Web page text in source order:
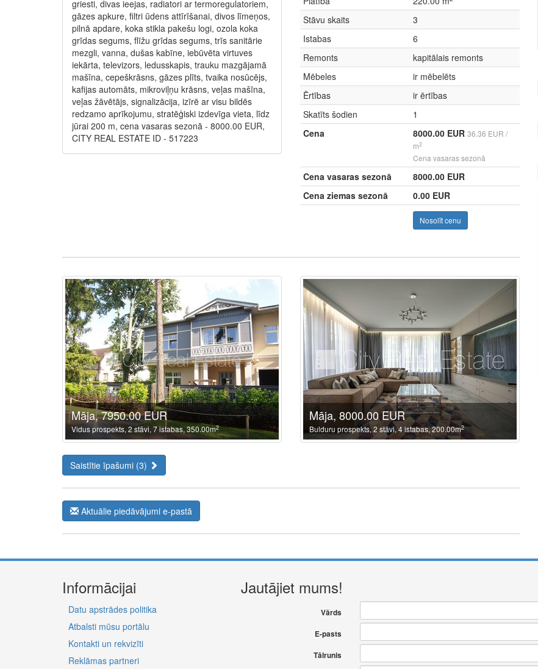
griesti, divas ieejas, radiatori ar termoregulatoriem,
gāzes apkure, filtri ūdens attīrīšanai, divos līmeņos,
pilnā apdare, koka stikla pakešu logi, ozola koka
grīdas segums, flīžu grīdas segums, trīs sanitārie
mezgli, vanna, dušas kabīne, iebūvēta virtuves
iekārta, televizors, ledusskapis, trauku mazgājamā
mašīna, cepeškrāsns, gāzes plīts, tvaika nosūcējs,
kafijas automāts, mikroviļņu krāsns, veļas mašīna,
veļas žāvētājs, signalizācija, izīrē ar visu bildēs
redzamo aprīkojumu, stratēģiski izdevīga vieta, līdz
jūrai 200 m, cena vasaras sezonā - 8000.00 EUR,
CITY REAL ESTATE ID - 517223
Stāvu skaits
3
Istabas
6
Remonts
kapitālais remonts
Mēbeles
ir mēbelēts
Ērtības
ir ērtības
Skatīts šodien
1
Cena
8000.00 EUR 36.36 EUR /
m2
Cena vasaras sezonā
Cena vasaras sezonā
8000.00 EUR
Cena ziemas sezonā
0.00 EUR
Nosolīt cenu
Māja, 7950.00 EUR
Vidus prospekts, 2 stāvi, 7 istabas, 350.00m2
Māja, 8000.00 EUR
Bulduru prospekts, 2 stāvi, 4 istabas, 200.00m2
Saistītie īpašumi (3)
Aktuālie piedāvājumi e-pastā
Informācijai
Datu apstrādes politika
Atbalsti mūsu portālu
Kontakti un rekvizīti
Reklāmas partneri
Jautājiet mums!
Vārds
E-pasts
Tālrunis